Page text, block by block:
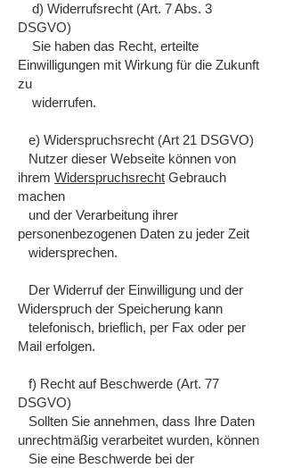
d) Widerrufsrecht (Art. 7 Abs. 3
DSGVO)
Sie haben das Recht, erteilte
Einwilligungen mit Wirkung für die Zukunft
zu
widerrufen.
e) Widerspruchsrecht (Art 21 DSGVO)
Nutzer dieser Webseite können von
ihrem Widerspruchsrecht Gebrauch
machen
und der Verarbeitung ihrer
personenbezogenen Daten zu jeder Zeit
widersprechen.
Der Widerruf der Einwilligung und der
Widerspruch der Speicherung kann
telefonisch, brieflich, per Fax oder per
Mail erfolgen.
f) Recht auf Beschwerde (Art. 77
DSGVO)
Sollten Sie annehmen, dass Ihre Daten
unrechtmäßig verarbeitet wurden, können
Sie eine Beschwerde bei der